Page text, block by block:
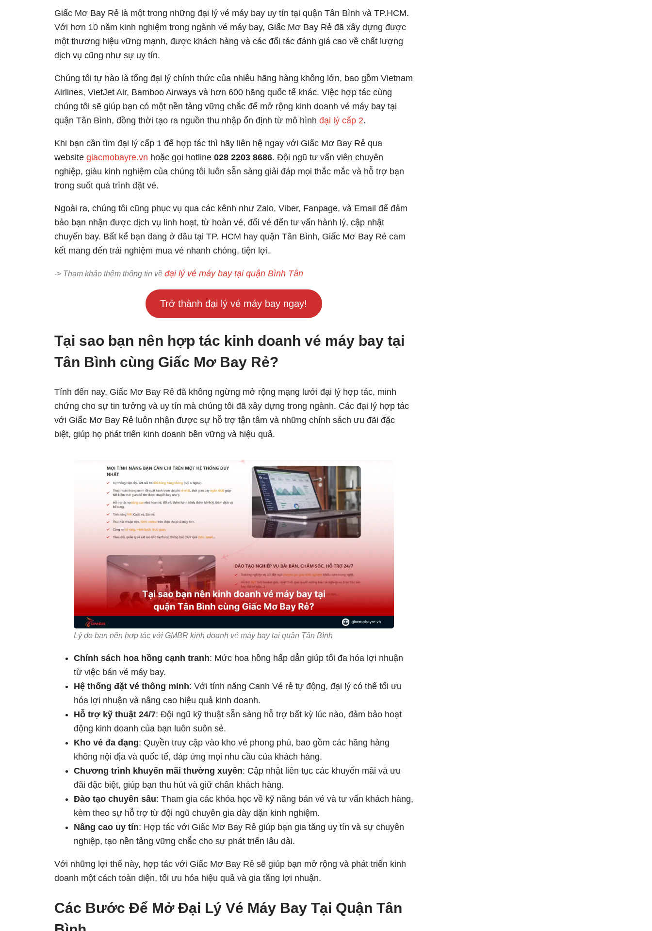
Giấc Mơ Bay Rẻ là một trong những đại lý vé máy bay uy tín tại quận Tân Bình và TP.HCM.
Với hơn 10 năm kinh nghiệm trong ngành vé máy bay, Giấc Mơ Bay Rẻ đã xây dựng được
một thương hiệu vững mạnh, được khách hàng và các đối tác đánh giá cao về chất lượng
dịch vụ cũng như sự uy tín.
Chúng tôi tự hào là tổng đại lý chính thức của nhiều hãng hàng không lớn, bao gồm Vietnam
Airlines, VietJet Air, Bamboo Airways và hơn 600 hãng quốc tế khác. Việc hợp tác cùng
chúng tôi sẽ giúp bạn có một nền tảng vững chắc để mở rộng kinh doanh vé máy bay tại
quận Tân Bình, đồng thời tạo ra nguồn thu nhập ổn định từ mô hình đại lý cấp 2.
Khi bạn cần tìm đại lý cấp 1 để hợp tác thì hãy liên hệ ngay với Giấc Mơ Bay Rẻ qua
website giacmobayre.vn hoặc gọi hotline 028 2203 8686. Đội ngũ tư vấn viên chuyên
nghiệp, giàu kinh nghiệm của chúng tôi luôn sẵn sàng giải đáp mọi thắc mắc và hỗ trợ bạn
trong suốt quá trình đặt vé.
Ngoài ra, chúng tôi cũng phục vụ qua các kênh như Zalo, Viber, Fanpage, và Email để đảm
bảo bạn nhận được dịch vụ linh hoạt, từ hoàn vé, đổi vé đến tư vấn hành lý, cập nhật
chuyến bay. Bất kể bạn đang ở đâu tại TP. HCM hay quận Tân Bình, Giấc Mơ Bay Rẻ cam
kết mang đến trải nghiệm mua vé nhanh chóng, tiện lợi.
-> Tham khảo thêm thông tin về đại lý vé máy bay tại quận Bình Tân
Trở thành đại lý vé máy bay ngay!
Tại sao bạn nên hợp tác kinh doanh vé máy bay tại
Tân Bình cùng Giấc Mơ Bay Rẻ?
Tính đến nay, Giấc Mơ Bay Rẻ đã không ngừng mở rộng mạng lưới đại lý hợp tác, minh
chứng cho sự tin tưởng và uy tín mà chúng tôi đã xây dựng trong ngành. Các đại lý hợp tác
với Giấc Mơ Bay Rẻ luôn nhận được sự hỗ trợ tận tâm và những chính sách ưu đãi đặc
biệt, giúp họ phát triển kinh doanh bền vững và hiệu quả.
Lý do bạn nên hợp tác với GMBR kinh doanh vé máy bay tại quận Tân Bình
Chính sách hoa hồng cạnh tranh: Mức hoa hồng hấp dẫn giúp tối đa hóa lợi nhuận
từ việc bán vé máy bay.
Hệ thống đặt vé thông minh: Với tính năng Canh Vé rẻ tự động, đại lý có thể tối ưu
hóa lợi nhuận và nâng cao hiệu quả kinh doanh.
Hỗ trợ kỹ thuật 24/7: Đội ngũ kỹ thuật sẵn sàng hỗ trợ bất kỳ lúc nào, đảm bảo hoạt
động kinh doanh của bạn luôn suôn sẻ.
Kho vé đa dạng: Quyền truy cập vào kho vé phong phú, bao gồm các hãng hàng
không nội địa và quốc tế, đáp ứng mọi nhu cầu của khách hàng.
Chương trình khuyến mãi thường xuyên: Cập nhật liên tục các khuyến mãi và ưu
đãi đặc biệt, giúp bạn thu hút và giữ chân khách hàng.
Đào tạo chuyên sâu: Tham gia các khóa học về kỹ năng bán vé và tư vấn khách hàng,
kèm theo sự hỗ trợ từ đội ngũ chuyên gia dày dặn kinh nghiệm.
Nâng cao uy tín: Hợp tác với Giấc Mơ Bay Rẻ giúp bạn gia tăng uy tín và sự chuyên
nghiệp, tạo nền tảng vững chắc cho sự phát triển lâu dài.
Với những lợi thế này, hợp tác với Giấc Mơ Bay Rẻ sẽ giúp bạn mở rộng và phát triển kinh
doanh một cách toàn diện, tối ưu hóa hiệu quả và gia tăng lợi nhuận.
Các Bước Để Mở Đại Lý Vé Máy Bay Tại Quận Tân